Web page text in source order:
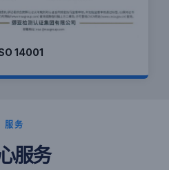
14001
服务
服务